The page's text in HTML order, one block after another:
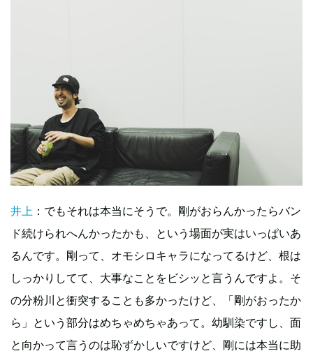
井上 ：でもそれは本当にそうで。剛がおらんかったらバン
ド続けられへんかったかも、という場面が実はいっぱいあ
るんです。剛って、オモシロキャラになってるけど、根は
しっかりしてて、大事なことをビシッと言うんですよ。そ
の分粉川と衝突することも多かったけど、「剛がおったか
ら」という部分はめちゃめちゃあって。幼馴染ですし、面
と向かって言うのは恥ずかしいですけど、剛には本当に助